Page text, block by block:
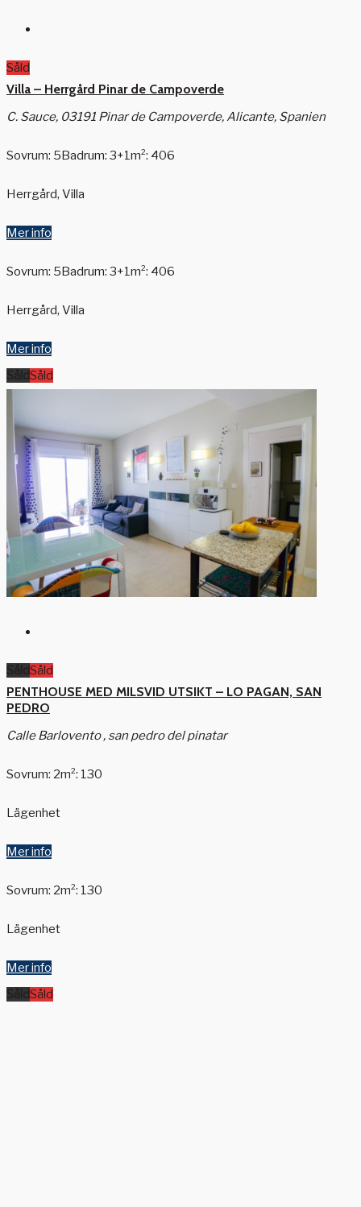
Såld
Villa – Herrgård Pinar de Campoverde
C. Sauce, 03191 Pinar de Campoverde, Alicante, Spanien
Sovrum: 5Badrum: 3+1m²: 406
Herrgård, Villa
Mer info
Sovrum: 5Badrum: 3+1m²: 406
Herrgård, Villa
Mer info
Såld
Såld
PENTHOUSE MED MILSVID UTSIKT – LO PAGAN, SAN
PEDRO
Calle Barlovento , san pedro del pinatar
Sovrum: 2m²: 130
Lägenhet
Mer info
Sovrum: 2m²: 130
Lägenhet
Mer info
Såld